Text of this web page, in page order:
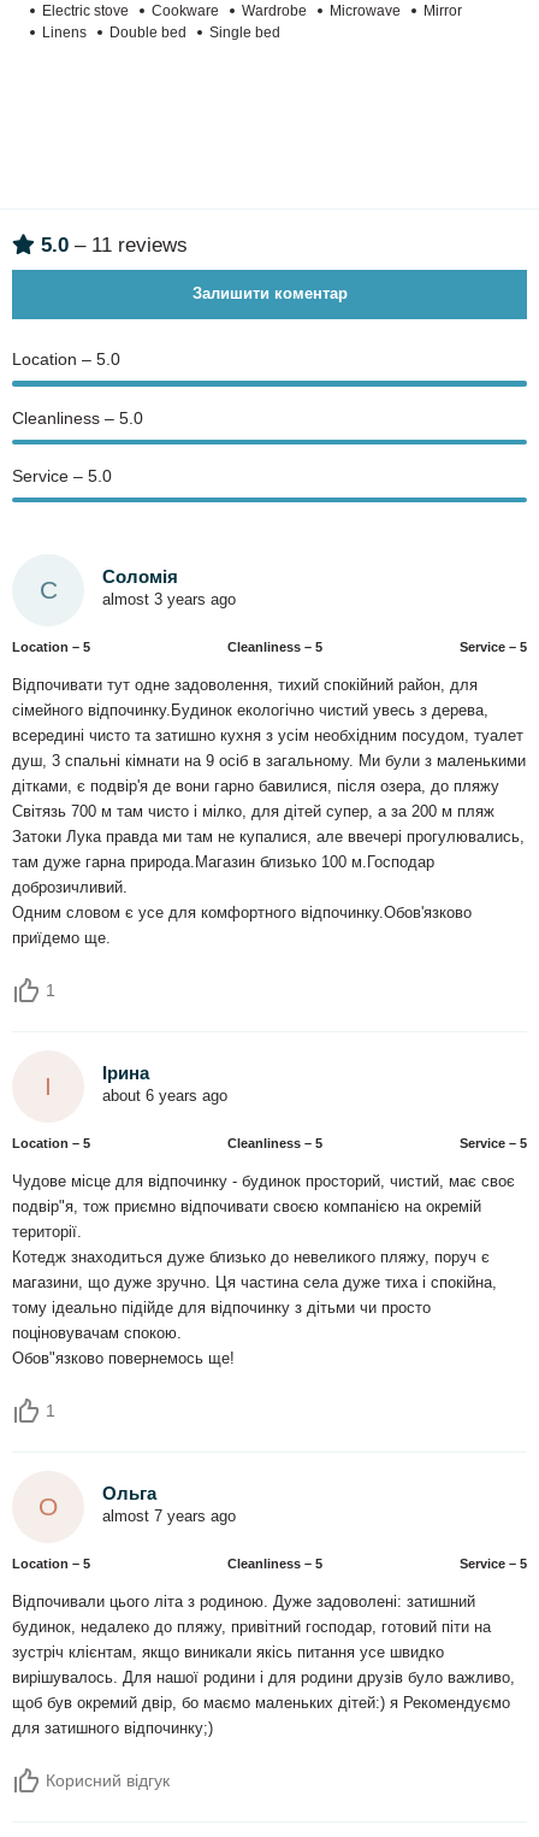
Electric stove Cookware Wardrobe Microwave
Mirror
Linens
Double bed Single bed
5.0 – 11 reviews
Залишити коментар
Location – 5.0
Сleanliness – 5.0
Service – 5.0
С Соломія
almost 3 years ago
Location – 5 Сleanliness – 5 Service – 5
Відпочивати тут одне задоволення, тихий спокійний район, для
сімейного відпочинку.Будинок екологічно чистий увесь з дерева,
всередині чисто та затишно кухня з усім необхідним посудом, туалет
душ, 3 спальні кімнати на 9 осіб в загальному. Ми були з маленькими
дітками, є подвір'я де вони гарно бавилися, після озера, до пляжу
Світязь 700 м там чисто і мілко, для дітей супер, а за 200 м пляж
Затоки Лука правда ми там не купалися, але ввечері прогулювались,
там дуже гарна природа.Магазин близько 100 м.Господар
доброзичливий.
Одним словом є усе для комфортного відпочинку.Обов'язково
приїдемо ще.
1
І Ірина
about 6 years ago
Location – 5 Сleanliness – 5 Service – 5
Чудове місце для відпочинку - будинок просторий, чистий, має своє
подвір"я, тож приємно відпочивати своєю компанією на окремій
території.
Котедж знаходиться дуже близько до невеликого пляжу, поруч є
магазини, що дуже зручно. Ця частина села дуже тиха і спокійна,
тому ідеально підійде для відпочинку з дітьми чи просто
поціновувачам спокою.
Обов"язково повернемось ще!
1
О Ольга
almost 7 years ago
Location – 5 Сleanliness – 5 Service – 5
Відпочивали цього літа з родиною. Дуже задоволені: затишний
будинок, недалеко до пляжу, привітний господар, готовий піти на
зустріч клієнтам, якщо виникали якісь питання усе швидко
вирішувалось. Для нашої родини і для родини друзів було важливо,
щоб був окремий двір, бо маємо маленьких дітей:) я Рекомендуємо
для затишного відпочинку;)
Корисний відгук